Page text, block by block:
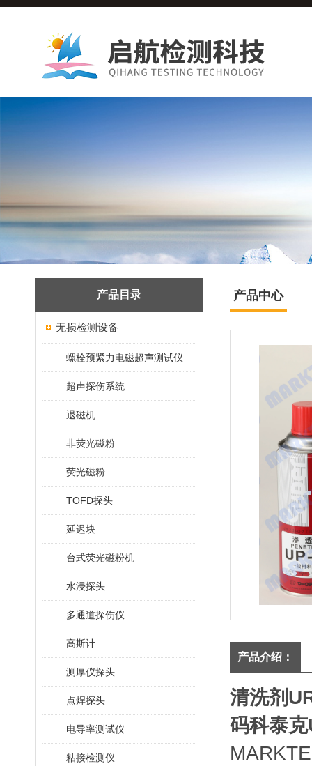
产品目录
无损检测设备
螺栓预紧力电磁超声测试仪
超声探伤系统
退磁机
非荧光磁粉
荧光磁粉
TOFD探头
延迟块
台式荧光磁粉机
水浸探头
多通道探伤仪
高斯计
测厚仪探头
点焊探头
电导率测试仪
粘接检测仪
产品中心
产品介绍：
清洗剂
码科泰